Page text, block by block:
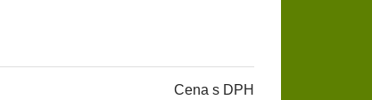
Cena s DPH